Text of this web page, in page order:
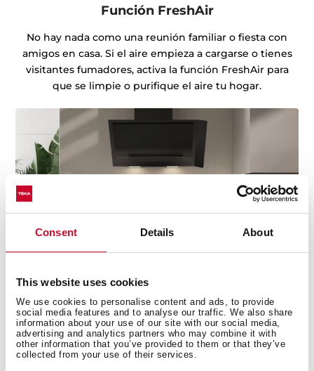
Consent Details About
This website uses cookies
We use cookies to personalise content and ads, to provide
social media features and to analyse our traffic. We also share
information about your use of our site with our social media,
advertising and analytics partners who may combine it with
other information that you’ve provided to them or that they’ve
collected from your use of their services.
Función FreshAir
No hay nada como una reunión familiar o fiesta con
amigos en casa. Si el aire empieza a cargarse o tienes
visitantes fumadores, activa la función FreshAir para
que se limpie o purifique el aire tu hogar.
Descubre las mejores recetas para el día a
día